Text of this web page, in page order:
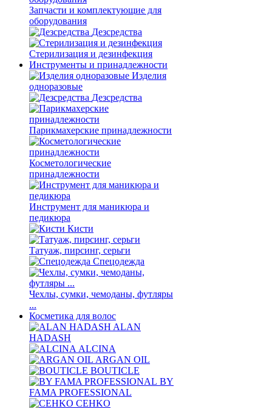
Запчасти и комплектующие для
оборудования
Дезсредства
Стерилизация и дезинфекция
Инструменты и принадлежности
Изделия
одноразовые
Дезсредства
Парикмахерские принадлежности
Косметологические
принадлежности
Инструмент для маникюра и
педикюра
Кисти
Татуаж, пирсинг, серьги
Спецодежда
Чехлы, сумки, чемоданы, футляры
...
Косметика для волос
ALAN
HADASH
ALCINA
ARGAN OIL
BOUTICLE
BY
FAMA PROFESSIONAL
CEHKO